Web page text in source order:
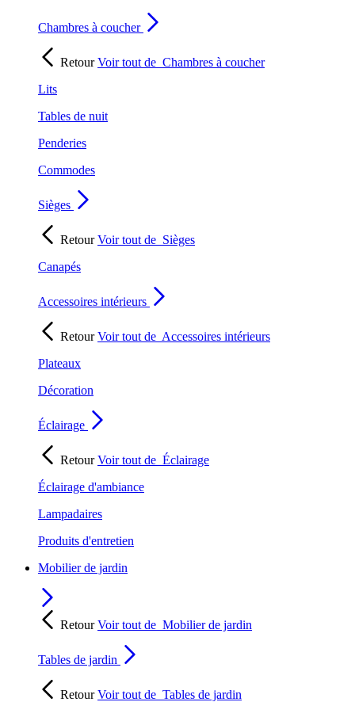
Chambres à coucher
RetourVoir tout de Chambres à coucher
Lits
Tables de nuit
Penderies
Commodes
Sièges
RetourVoir tout de Sièges
Canapés
Accessoires intérieurs
RetourVoir tout de Accessoires intérieurs
Plateaux
Décoration
Éclairage
RetourVoir tout de Éclairage
Éclairage d'ambiance
Lampadaires
Produits d'entretien
Mobilier de jardin
RetourVoir tout de Mobilier de jardin
Tables de jardin
RetourVoir tout de Tables de jardin